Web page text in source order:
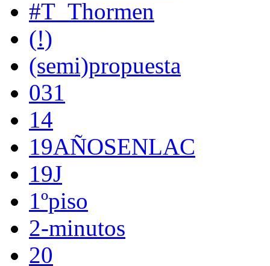
#T_Thormen
(!)
(semi)propuesta
031
14
19AÑOSENLAC
19J
1ºpiso
2-minutos
20